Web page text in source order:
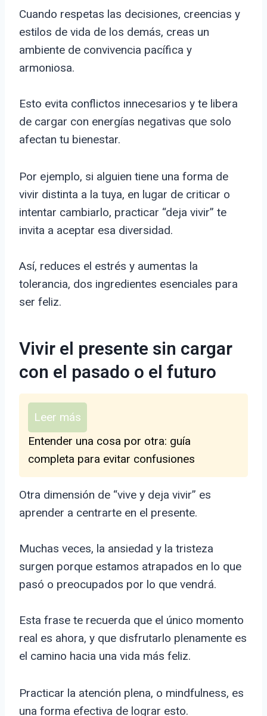
Cuando respetas las decisiones, creencias y
estilos de vida de los demás, creas un
ambiente de convivencia pacífica y
armoniosa.
Esto evita conflictos innecesarios y te libera
de cargar con energías negativas que solo
afectan tu bienestar.
Por ejemplo, si alguien tiene una forma de
vivir distinta a la tuya, en lugar de criticar o
intentar cambiarlo, practicar “deja vivir” te
invita a aceptar esa diversidad.
Así, reduces el estrés y aumentas la
tolerancia, dos ingredientes esenciales para
ser feliz.
Vivir el presente sin cargar
con el pasado o el futuro
Leer más
Entender una cosa por otra: guía
completa para evitar confusiones
Otra dimensión de “vive y deja vivir” es
aprender a centrarte en el presente.
Muchas veces, la ansiedad y la tristeza
surgen porque estamos atrapados en lo que
pasó o preocupados por lo que vendrá.
Esta frase te recuerda que el único momento
real es ahora, y que disfrutarlo plenamente es
el camino hacia una vida más feliz.
Practicar la atención plena, o mindfulness, es
una forma efectiva de lograr esto.